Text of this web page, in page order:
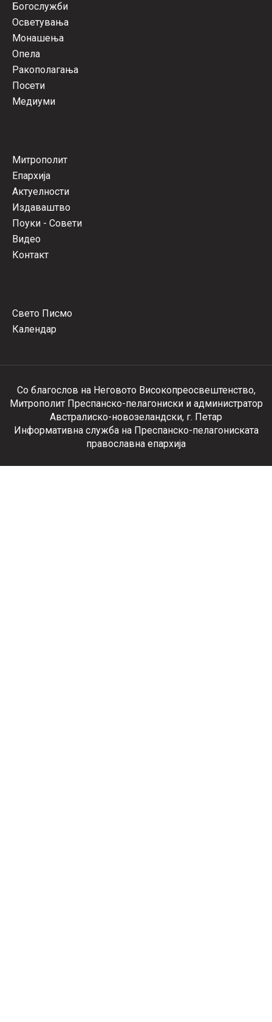
Богослужби
Осветувања
Монашења
Опела
Ракополагања
Посети
Медиуми
Митрополит
Епархија
Актуелности
Издаваштво
Поуки - Совети
Видео
Контакт
Свето Писмо
Календар
Со благослов на Неговото Високопреосвештенство,
Митрополит Преспанско-пелагониски и администратор
Австралиско-новозеландски, г. Петар
Информативна служба на Преспанско-пелагониската
православна епархија